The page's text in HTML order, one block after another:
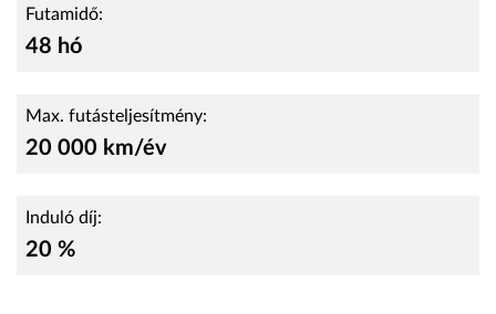
Futamidő:
48 hó
Max. futásteljesítmény:
20 000 km/év
Induló díj:
20 %